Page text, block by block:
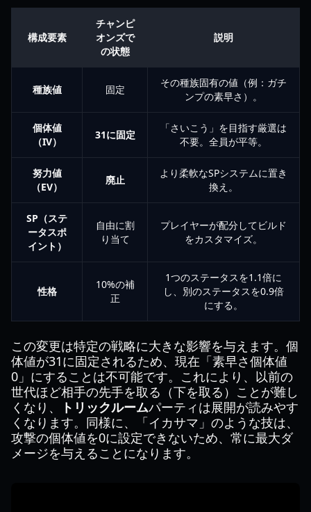
構成要素
チャンピ
オンズで
の状態
説明
種族値 固定
その種族固有の値（例：ガチ
ンプの素早さ）。
個体値
（IV）
31に固定
「さいこう」を目指す厳選は
不要。全員が平等。
努力値
（EV）
廃止
より柔軟なSPシステムに置き
換え。
SP（ステ
ータスポ
イント）
自由に割
り当て
プレイヤーが配分してビルド
をカスタマイズ。
性格
10%の補
正
1つのステータスを1.1倍に
し、別のステータスを0.9倍
にする。
この変更は特定の戦略に大きな影響を与えます。個
体値が31に固定されるため、現在「素早さ個体値
0」にすることは不可能です。これにより、以前の
世代ほど相手の先手を取る（下を取る）ことが難し
くなり、
トリックルームパーティは展開が読みやす
くなります。同様に、「イカサマ」のような技は、
攻撃の個体値を0に設定できないため、常に最大ダ
メージを与えることになります。